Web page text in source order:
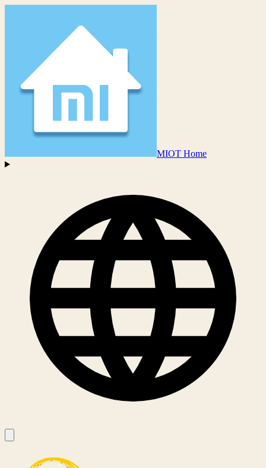
MIOT Home